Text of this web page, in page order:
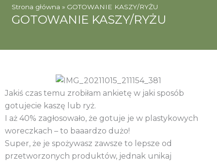
Strona główna » GOTOWANIE KASZY/RYŻU
GOTOWANIE KASZY/RYŻU
Jakiś czas temu zrobiłam ankietę w jaki sposób
gotujecie kaszę lub ryż.
I aż 40% zagłosowało, że gotuje je w plastykowych
woreczkach – to baaardzo dużo!
Super, że je spożywasz zawsze to lepsze od
przetworzonych produktów, jednak unikaj